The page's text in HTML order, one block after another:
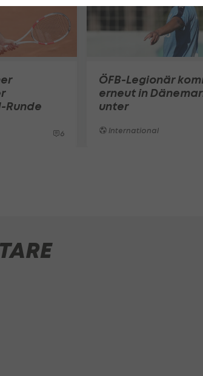
Runde
6
ÖFB-Legionär
erneut in
unter
International